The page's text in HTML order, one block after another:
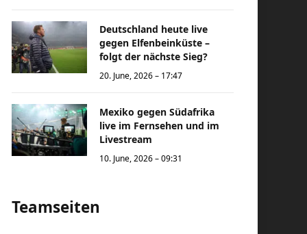
Deutschland heute live
gegen Elfenbeinküste –
folgt der nächste Sieg?
20. June, 2026 – 17:47
Mexiko gegen Südafrika
live im Fernsehen und im
Livestream
10. June, 2026 – 09:31
Teamseiten